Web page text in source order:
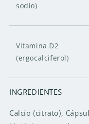
sodio)
Vitamina D2
(ergocalciferol)
INGREDIENTES
Calcio (citrato),